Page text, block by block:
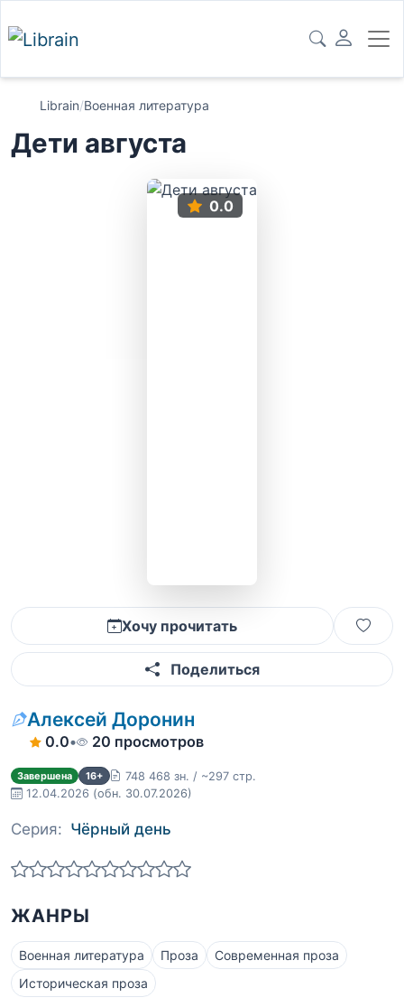
Librain/Военная литература
Дети августа
0.0
Хочу прочитать
Поделиться
Алексей Доронин
0.0• 20 просмотров
Завершена 16+
748 468 зн. / ~297 стр.
12.04.2026 (обн. 30.07.2026)
Серия: Чёрный день
ЖАНРЫ
Военная литература Проза
Современная проза
Историческая проза